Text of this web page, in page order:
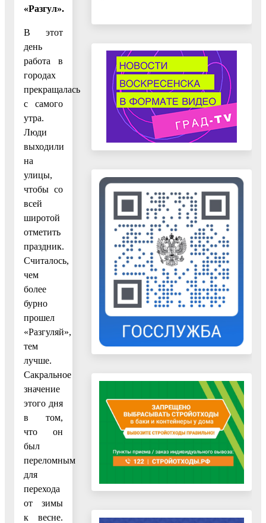
«Разгул».
В этот
день
работа в
городах
прекращалась
с самого
утра.
Люди
выходили
на
улицы,
чтобы со
всей
широтой
отметить
праздник.
Считалось,
чем
более
бурно
прошел
«Разгуляй»,
тем
лучше.
Сакральное
значение
этого дня
в том,
что он
был
переломным
для
перехода
от зимы
к весне.